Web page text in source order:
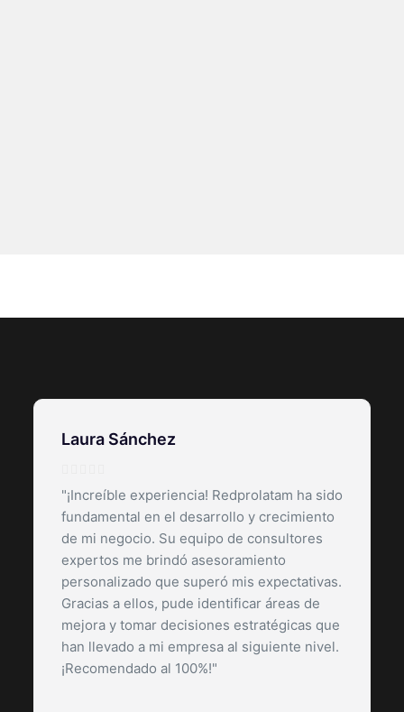
Laura Sánchez
"¡Increíble experiencia! Redprolatam ha sido
fundamental en el desarrollo y crecimiento
de mi negocio. Su equipo de consultores
expertos me brindó asesoramiento
personalizado que superó mis expectativas.
Gracias a ellos, pude identificar áreas de
mejora y tomar decisiones estratégicas que
han llevado a mi empresa al siguiente nivel.
¡Recomendado al 100%!"